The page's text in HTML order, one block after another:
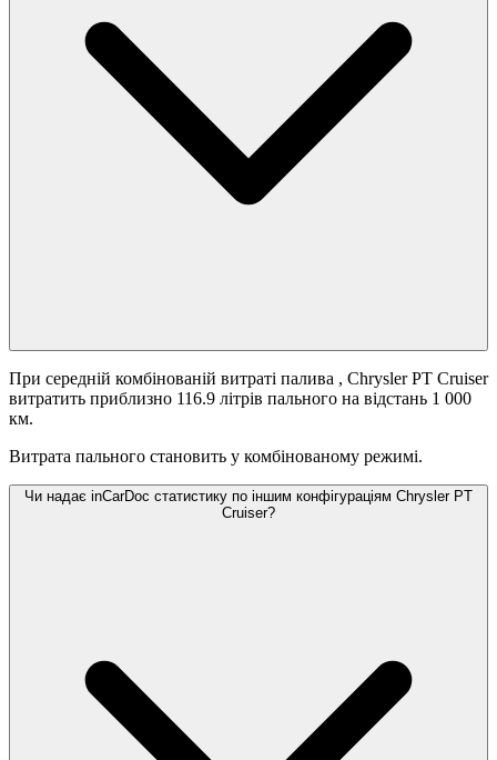
При середній комбінованій витраті палива , Chrysler PT Cruiser
витратить приблизно 116.9 літрів пального на відстань 1 000
км.
Витрата пального становить у комбінованому режимі.
Чи надає inCarDoc статистику по іншим конфігураціям Chrysler PT
Cruiser?